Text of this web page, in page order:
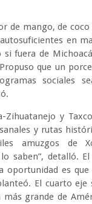
de mango, de coco
en
fuera de
que un
sociales
y
y rutas
amuzgos de
saben”, detalló.
oportunidad es
El cuarto eje
grande de